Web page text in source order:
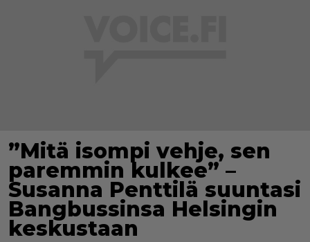
”Mitä isompi vehje, sen
paremmin kulkee” –
Susanna Penttilä suuntasi
Bangbussinsa Helsingin
keskustaan